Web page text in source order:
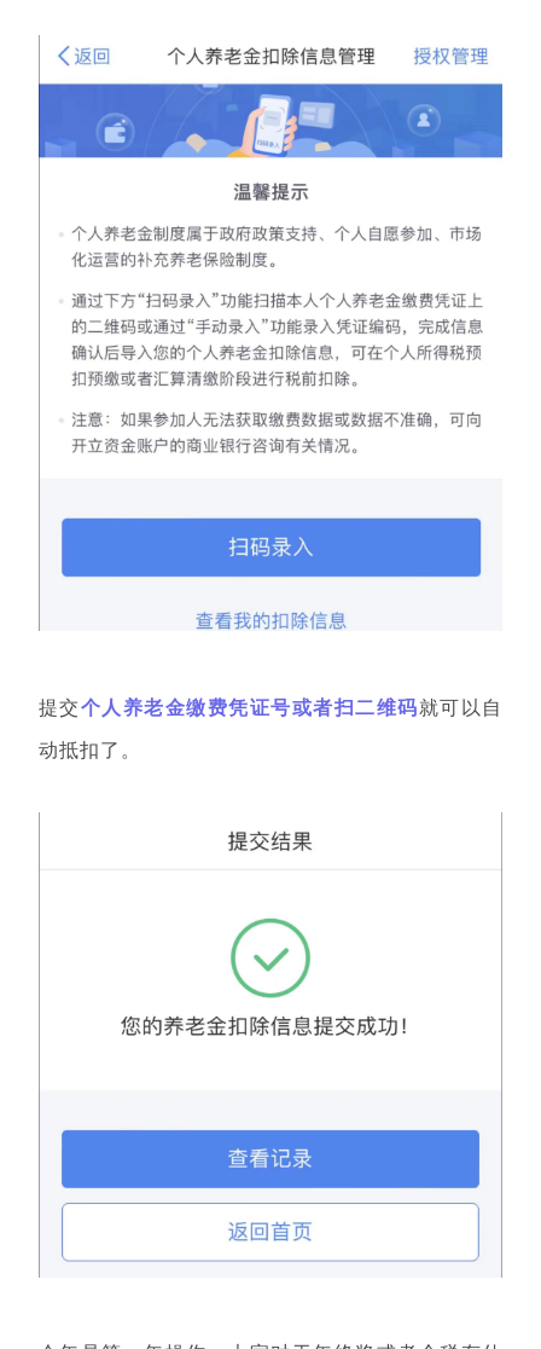
提交个人养老金缴费凭证号或者扫二维码就可以自
动抵扣了。